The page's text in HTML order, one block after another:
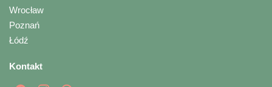
Wrocław
Poznań
Łódź
Kontakt